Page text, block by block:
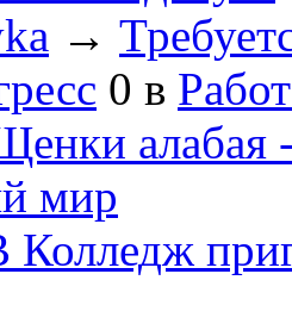
→
0 в
алабая
мир
Колледж